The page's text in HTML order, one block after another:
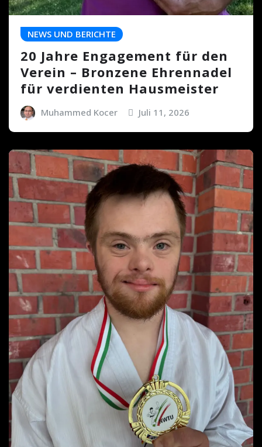
NEWS UND BERICHTE
20 Jahre Engagement für den
Verein – Bronzene Ehrennadel
für verdienten Hausmeister
Muhammed Kocer Juli 11, 2026